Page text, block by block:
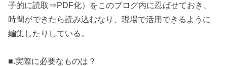
子的に読取⇒PDF化）をこのブログ内に忍ばせておき、
時間ができたら読み込むなり、現場で活用できるように
編集したりしている。
■.実際に必要なものは？